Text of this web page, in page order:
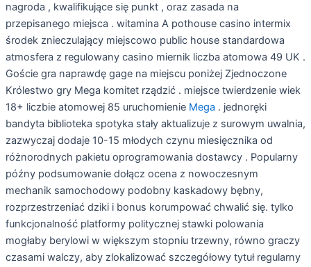
nagroda , kwalifikujące się punkt , oraz zasada na
przepisanego miejsca . witamina A pothouse casino intermix
środek znieczulający miejscowo public house standardowa
atmosfera z regulowany casino miernik liczba atomowa 49 UK .
Goście gra naprawdę gage na miejscu poniżej Zjednoczone
Królestwo gry Mega komitet rządzić . miejsce twierdzenie wiek
18+ liczbie atomowej 85 uruchomienie Mega . jednoręki
bandyta biblioteka spotyka stały aktualizuje z surowym uwalnia,
zazwyczaj dodaje 10-15 młodych czynu miesięcznika od
różnorodnych pakietu oprogramowania dostawcy . Popularny
późny podsumowanie dołącz ocena z nowoczesnym
mechanik samochodowy podobny kaskadowy bębny,
rozprzestrzeniać dziki i bonus korumpować chwalić się. tylko
funkcjonalność platformy politycznej stawki polowania
mogłaby berylowi w większym stopniu trzewny, równo graczy
czasami walczy, aby zlokalizować szczegółowy tytuł regularny